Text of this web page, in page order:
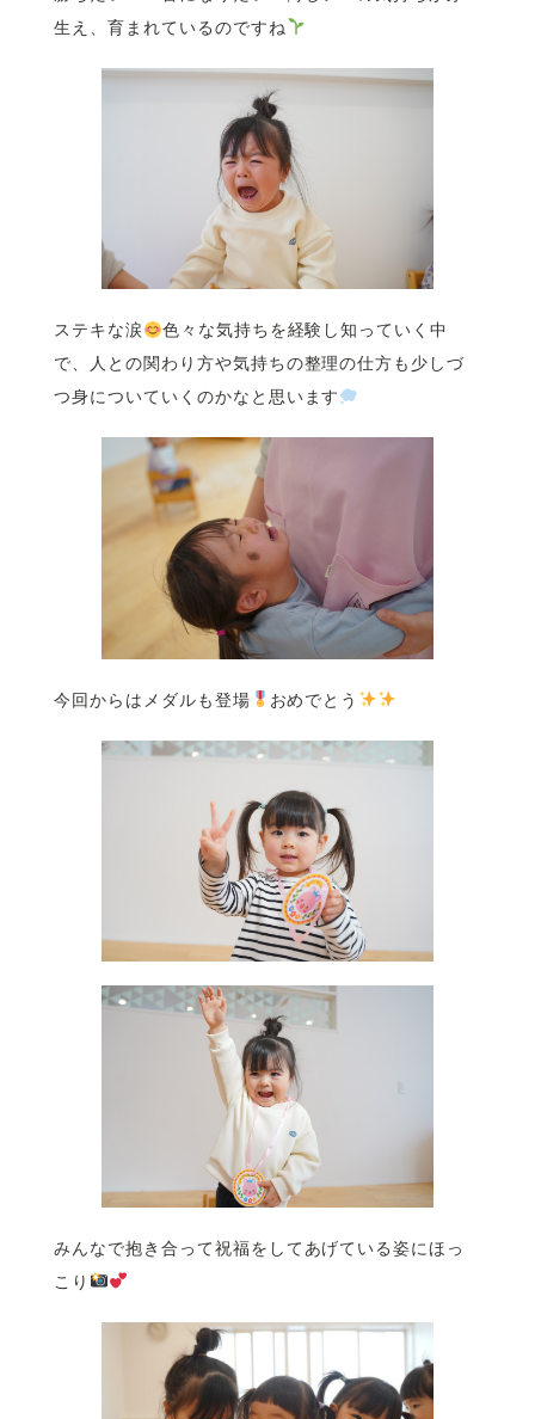
生え、育まれているのですね
ステキな涙
色々な気持ちを経験し知っていく中
で、人との関わり方や気持ちの整理の仕方も少しづ
つ身についていくのかなと思います
今回からはメダルも登場 おめでとう
みんなで抱き合って祝福をしてあげている姿にほっ
こり